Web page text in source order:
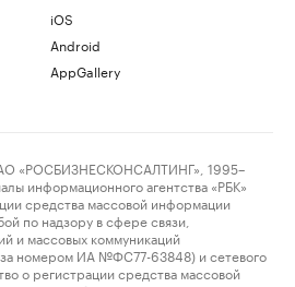
iOS
Android
AppGallery
«РОСБИЗНЕСКОНСАЛТИНГ», 1995–
информационного агентства «РБК»
средства массовой информации
по надзору в сфере связи,
и массовых коммуникаций
номером ИА №ФС77-63848) и сетевого
о регистрации средства массовой